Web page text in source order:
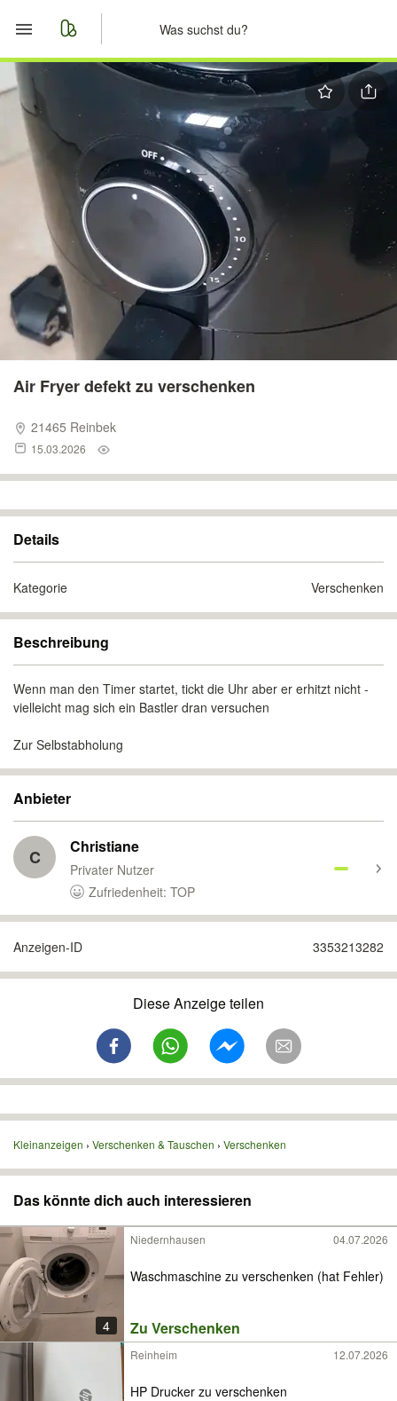
Nachrichten
Anzeige aufgeben
Air Fryer defekt zu verschenken
21465 Reinbek
15.03.2026
Details
Kategorie Verschenken
Beschreibung
Wenn man den Timer startet, tickt die Uhr aber er erhitzt nicht -
vielleicht mag sich ein Bastler dran versuchen
Zur Selbstabholung
Anbieter
C Christiane
Privater Nutzer
Zufriedenheit: TOP
Anzeigen-ID 3353213282
Diese Anzeige teilen
Kleinanzeigen Verschenken & Tauschen Verschenken
Das könnte dich auch interessieren
4
Niedernhausen 04.07.2026
Waschmaschine zu verschenken (hat Fehler)
Zu Verschenken
Reinheim 12.07.2026
HP Drucker zu verschenken